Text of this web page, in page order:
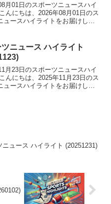
月01日のスポーツニュースハイ
んにちは、2026年08月01日のス
ュースハイライトをお届けしま
活躍が期待されるドルーリー朱
ニュース ハイライト
月23日のスポーツニュースハイ
んにちは、2025年11月23日のス
ュースハイライトをお届けしま
ニュース ハイライト (20251231)